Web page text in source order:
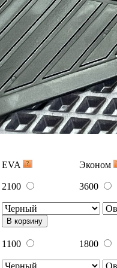
EVA
Эконом
2100 3600
В корзину
1100 1800